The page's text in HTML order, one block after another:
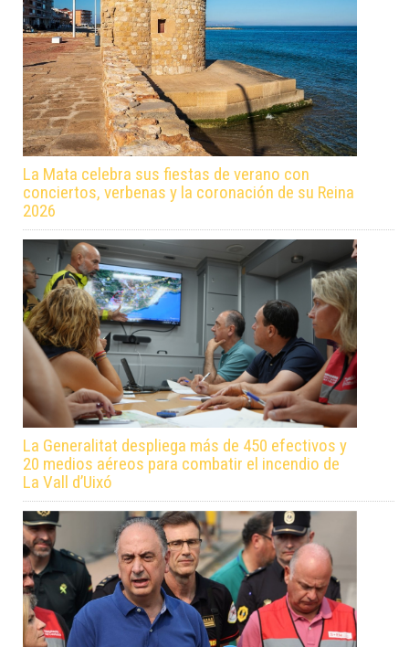
La Mata celebra sus fiestas de verano con
conciertos, verbenas y la coronación de su Reina
2026
La Generalitat despliega más de 450 efectivos y
20 medios aéreos para combatir el incendio de
La Vall d’Uixó